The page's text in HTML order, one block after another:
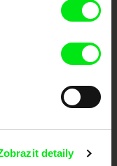
detaily